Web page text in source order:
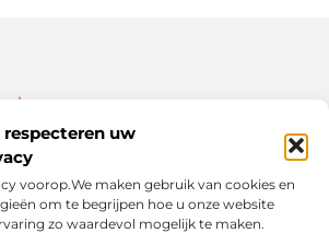
uw
voorop.We maken gebruik van cookies en
om te begrijpen hoe u onze website
zo waardevol mogelijk te maken.